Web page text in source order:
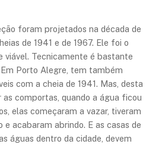
foram projetados na década de
de 1941 e de 1967. Ele foi o
viável. Tecnicamente é bastante
Porto Alegre, tem também
com a cheia de 1941. Mas, desta
as comportas, quando a água ficou
elas começaram a vazar, tiveram
e acabaram abrindo. E as casas de
águas dentro da cidade, devem